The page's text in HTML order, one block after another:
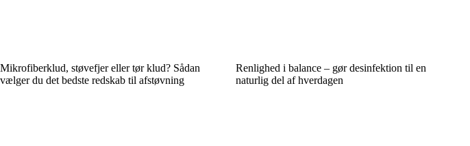
Mikrofiberklud, støvefjer eller tør klud? Sådan
vælger du det bedste redskab til afstøvning
Renlighed i balance – gør desinfektion til en
naturlig del af hverdagen